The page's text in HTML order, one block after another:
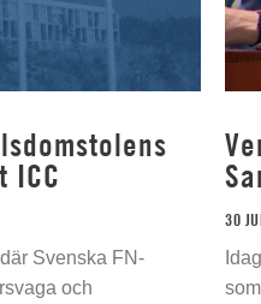
ICC
Svenska FN-
och
30